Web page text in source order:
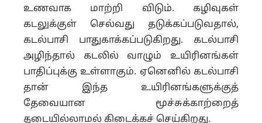
உணவாக மாற்றி விடும். கழிவுகள்
கடலுக்குள் செல்வது தடுக்கப்படுவதால்,
கடல்பாசி பாதுகாக்கப்படுகிறது. கடல்பாசி
அழிந்தால் கடலில் வாழும் உயிரினங்கள்
பாதிப்புக்கு உள்ளாகும். ஏனெனில் கடல்பாசி
தான் இந்த உயிரினங்களுக்குத்
தேவையான மூச்சுக்காற்றைத்
தடையில்லாமல் கிடைக்கச் செய்கிறது.